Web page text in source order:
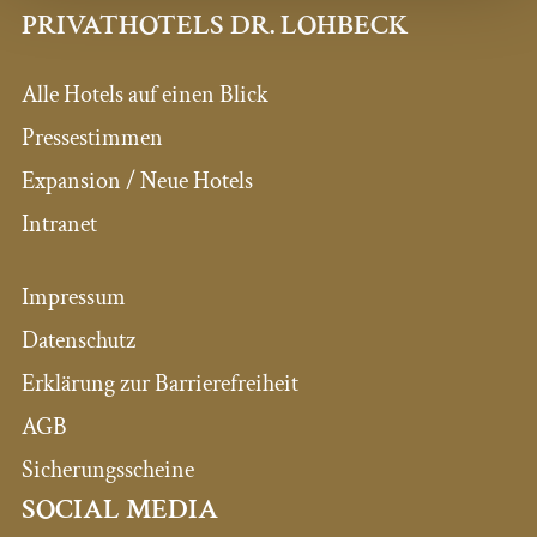
PRIVATHOTELS DR. LOHBECK
Alle Hotels auf einen Blick
Pressestimmen
Expansion / Neue Hotels
Intranet
Impressum
Datenschutz
Erklärung zur Barrierefreiheit
AGB
Sicherungsscheine
SOCIAL MEDIA